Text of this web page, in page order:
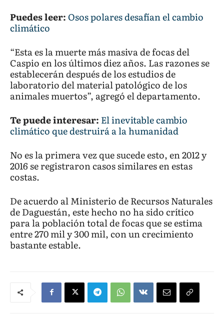
Puedes leer: Osos polares desafían el cambio
climático
“Esta es la muerte más masiva de focas del
Caspio en los últimos diez años. Las razones se
establecerán después de los estudios de
laboratorio del material patológico de los
animales muertos”, agregó el departamento.
Te puede interesar: El inevitable cambio
climático que destruirá a la humanidad
No es la primera vez que sucede esto, en 2012 y
2016 se registraron casos similares en estas
costas.
De acuerdo al Ministerio de Recursos Naturales
de Daguestán, este hecho no ha sido crítico
para la población total de focas que se estima
entre 270 mil y 300 mil, con un crecimiento
bastante estable.